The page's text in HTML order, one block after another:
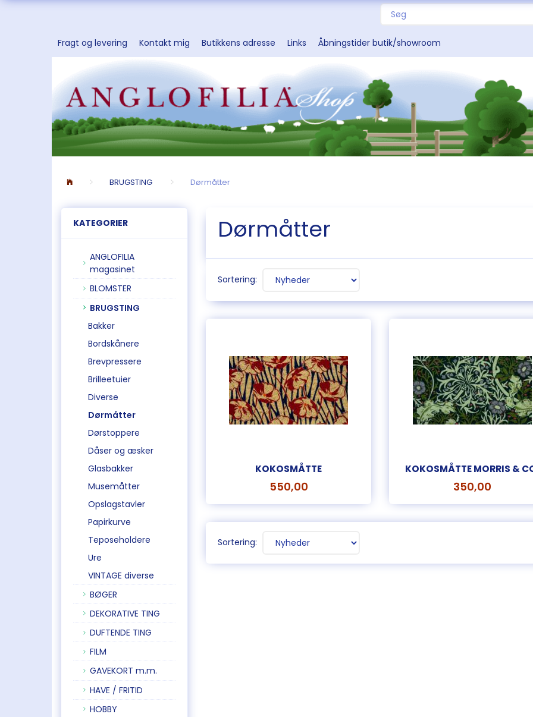
Fragt og levering Kontakt mig Butikkens adresse Links Åbningstider butik/showroom
BRUGSTING Dørmåtter
KATEGORIER
ANGLOFILIA
magasinet
BLOMSTER
BRUGSTING
Bakker
Bordskånere
Brevpressere
Brilleetuier
Diverse
Dørmåtter
Dørstoppere
Dåser og æsker
Glasbakker
Musemåtter
Opslagstavler
Papirkurve
Teposeholdere
Ure
VINTAGE diverse
BØGER
DEKORATIVE TING
DUFTENDE TING
FILM
GAVEKORT m.m.
HAVE / FRITID
HOBBY
Dørmåtter
Sortering:
KOKOSMÅTTE
550,00
KOKOSMÅTTE MORRIS &
350,00
Sortering: